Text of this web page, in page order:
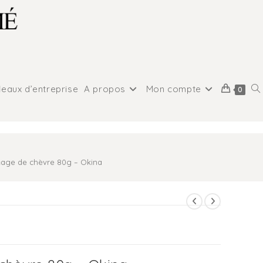
d’entreprise A propos Mon compte 0
de chèvre 80g – Okina